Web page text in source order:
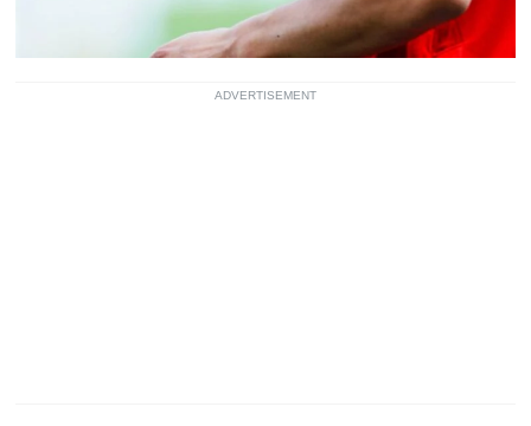
ADVERTISEMENT